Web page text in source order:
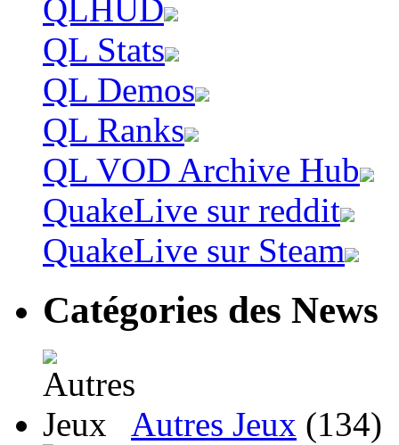
QLHUD
QL Stats
QL Demos
QL Ranks
QL VOD Archive Hub
QuakeLive sur reddit
QuakeLive sur Steam
Catégories des News
Autres Jeux (134)